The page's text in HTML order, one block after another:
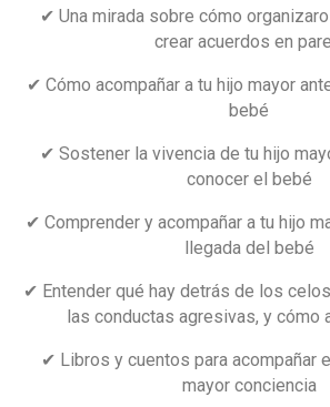
✔ Una mirada sobre cómo
crear acuerdos en
✔ Cómo acompañar a tu hijo mayor
bebé
✔ Sostener la vivencia de tu hijo
conocer el bebé
✔ Comprender y acompañara tu hijo
llegada del bebé
✔ Entender qué hay detrás de los
las conductas agresivas, y cómo
✔ Libros y cuentos para acompañar
mayor conciencia